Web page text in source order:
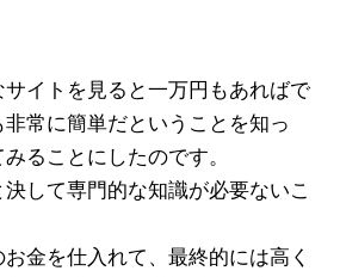
サイトを見ると一万円もあればで
常に簡単だということを知っ
ることにしたのです。
して専門的な知識が必要ないこ
金を仕入れて、最終的には高く